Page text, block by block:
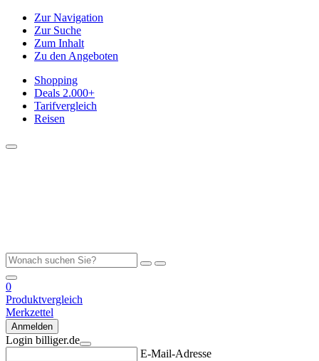
Zur Navigation
Zur Suche
Zum Inhalt
Zu den Angeboten
Shopping
Deals 2.000+
Tarifvergleich
Reisen
0
Produktvergleich
Merkzettel
Anmelden
Login billiger.de
E-Mail-Adresse